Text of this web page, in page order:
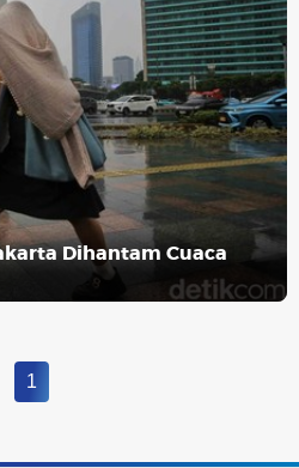
Dihantam Cuaca
1